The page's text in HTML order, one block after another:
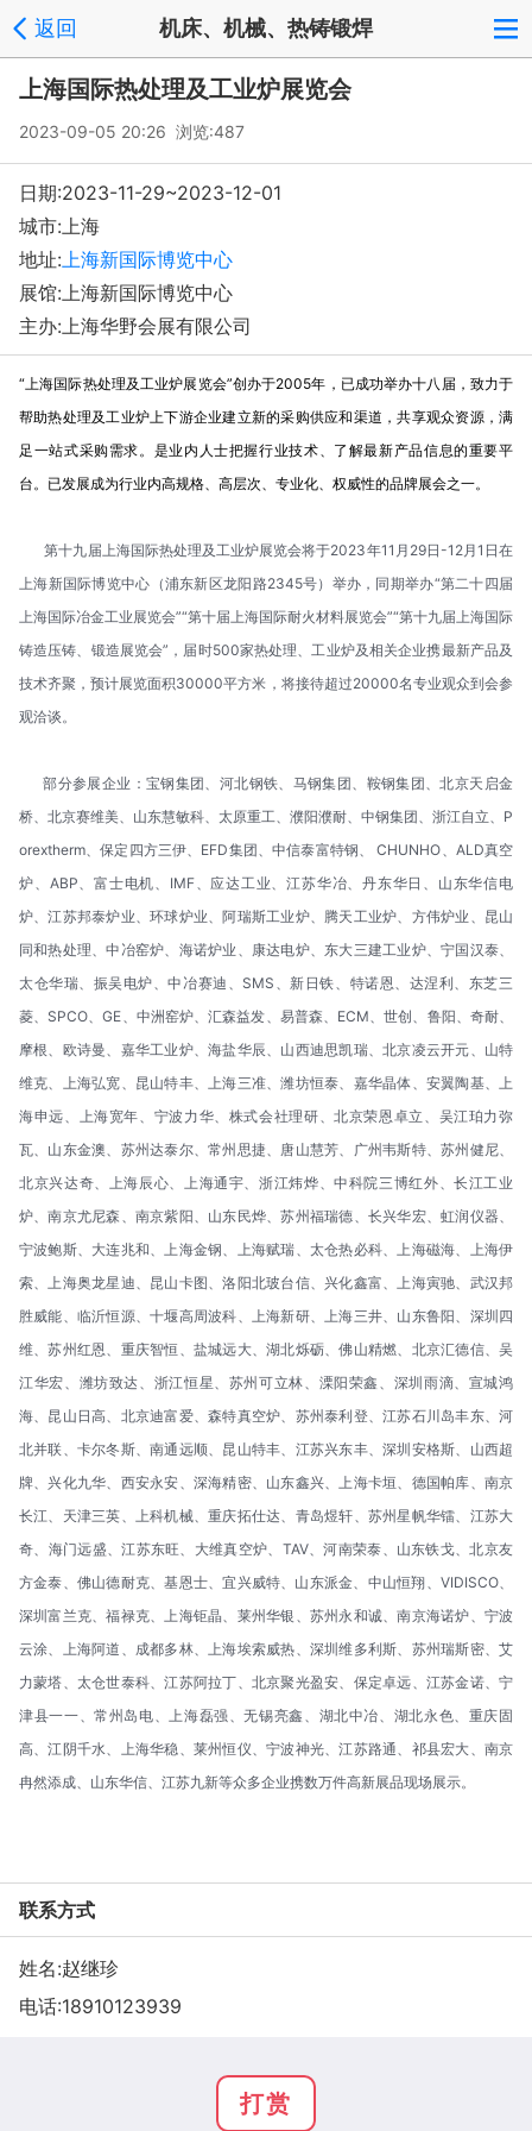
返回 机床、机械、热铸锻焊
上海国际热处理及工业炉展览会
2023-09-05 20:26 浏览:487
日期:2023-11-29~2023-12-01
城市:上海
地址:上海新国际博览中心
展馆:上海新国际博览中心
主办:上海华野会展有限公司
“上海国际热处理及工业炉展览会”创办于2005年，已成功举办十八届，致力于
帮助热处理及工业炉上下游企业建立新的采购供应和渠道，共享观众资源，满
足一站式采购需求。是业内人士把握行业技术、了解最新产品信息的重要平
台。已发展成为行业内高规格、高层次、专业化、权威性的品牌展会之一。
第十九届上海国际热处理及工业炉展览会将于2023年11月29日-12月1日在
上海新国际博览中心（浦东新区龙阳路2345号）举办，同期举办“第二十四届
上海国际冶金工业展览会”“第十届上海国际耐火材料展览会”“第十九届上海国际
铸造压铸、锻造展览会”，届时500家热处理、工业炉及相关企业携最新产品及
技术齐聚，预计展览面积30000平方米，将接待超过20000名专业观众到会参
观洽谈。
部分参展企业：宝钢集团、河北钢铁、马钢集团、鞍钢集团、北京天启金
桥、北京赛维美、山东慧敏科、太原重工、濮阳濮耐、中钢集团、浙江自立、P
orextherm、保定四方三伊、EFD集团、中信泰富特钢、 CHUNHO、ALD真空
炉、ABP、富士电机、IMF、应达工业、江苏华冶、丹东华日、山东华信电
炉、江苏邦泰炉业、环球炉业、阿瑞斯工业炉、腾天工业炉、方伟炉业、昆山
同和热处理、中冶窑炉、海诺炉业、康达电炉、东大三建工业炉、宁国汉泰、
太仓华瑞、振吴电炉、中冶赛迪、SMS、新日铁、特诺恩、达涅利、东芝三
菱、SPCO、GE、中洲窑炉、汇森益发、易普森、ECM、世创、鲁阳、奇耐、
摩根、欧诗曼、嘉华工业炉、海盐华辰、山西迪思凯瑞、北京凌云开元、山特
维克、上海弘宽、昆山特丰、上海三准、潍坊恒泰、嘉华晶体、安翼陶基、上
海申远、上海宽年、宁波力华、株式会社理研、北京荣恩卓立、吴江珀力弥
瓦、山东金澳、苏州达泰尔、常州思捷、唐山慧芳、广州韦斯特、苏州健尼、
北京兴达奇、上海辰心、上海通宇、浙江炜烨、中科院三博红外、长江工业
炉、南京尤尼森、南京紫阳、山东民烨、苏州福瑞德、长兴华宏、虹润仪器、
宁波鲍斯、大连兆和、上海金钢、上海赋瑞、太仓热必科、上海磁海、上海伊
索、上海奥龙星迪、昆山卡图、洛阳北玻台信、兴化鑫富、上海寅驰、武汉邦
胜威能、临沂恒源、十堰高周波科、上海新研、上海三井、山东鲁阳、深圳四
维、苏州红恩、重庆智恒、盐城远大、湖北烁砺、佛山精燃、北京汇德信、吴
江华宏、潍坊致达、浙江恒星、苏州可立林、溧阳荣鑫、深圳雨滴、宣城鸿
海、昆山日高、北京迪富爱、森特真空炉、苏州泰利登、江苏石川岛丰东、河
北并联、卡尔冬斯、南通远顺、昆山特丰、江苏兴东丰、深圳安格斯、山西超
牌、兴化九华、西安永安、深海精密、山东鑫兴、上海卡垣、德国帕库、南京
长江、天津三英、上科机械、重庆拓仕达、青岛煜轩、苏州星帆华镭、江苏大
奇、海门远盛、江苏东旺、大维真空炉、TAV、河南荣泰、山东铁戈、北京友
方金泰、佛山德耐克、基恩士、宜兴威特、山东派金、中山恒翔、VIDISCO、
深圳富兰克、福禄克、上海钜晶、莱州华银、苏州永和诚、南京海诺炉、宁波
云涂、上海阿道、成都多林、上海埃索威热、深圳维多利斯、苏州瑞斯密、艾
力蒙塔、太仓世泰科、江苏阿拉丁、北京聚光盈安、保定卓远、江苏金诺、宁
津县一一、常州岛电、上海磊强、无锡亮鑫、湖北中冶、湖北永色、重庆固
高、江阴千水、上海华稳、莱州恒仪、宁波神光、江苏路通、祁县宏大、南京
冉然添成、山东华信、江苏九新等众多企业携数万件高新展品现场展示。
联系方式
姓名:赵继珍
电话:18910123939
打赏